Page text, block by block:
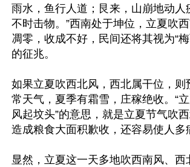
雨水，鱼行人道；艮来，山崩地动人
不时击物。”西南处于坤位，立夏吹
凋零，收成不好，民间还将其视为“
的征兆。
如果立夏吹西北风，西北属干位，则
常天气，夏季有霜雪，庄稼绝收。“
风起坟头”的意思，就是立夏节气吹
造成粮食大面积歉收，还容易使人多
显然，立夏这一天多地吹西南风、西